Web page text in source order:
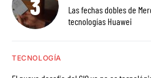
Las fechas dobles de
tecnologías Huawei
TECNOLOGÍA